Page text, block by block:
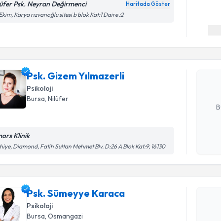
Psk. Neyran Değirmenci Haritada Göster
Karya rızvanoğlu sitesi b blok Kat:1 Daire :2
Psk. Gizem Yılmazerli
Psikoloji
Bursa, Nilüfer
Klinik
Diamond, Fatih Sultan Mehmet Blv. D:26 A Blok Kat:9, 16130
Psk. Sümeyye Karaca
Psikoloji
Bursa, Osmangazi
Psk.
Size bu